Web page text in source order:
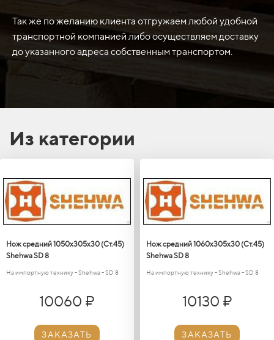
Так же по желанию клиента отгружаем любой удобной
транспортной компанией либо осуществляем доставку
до указанного адреса собственным транспортом.
Из категории
Нож средний 1050х305х30 (Ст.45)
Shehwa SD 8
На импортную технику - Shehwa - SD 8
10060 ₽
ЗАКАЗАТЬ
Нож средний 1060х305х30 (Ст.45)
Shehwa SD 8
На импортную технику - Shehwa - SD 8
10130 ₽
ЗАКАЗАТЬ